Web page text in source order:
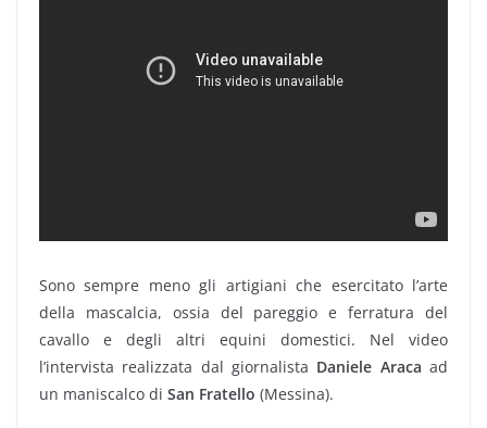
Sono sempre meno gli artigiani che esercitato l’arte
della mascalcia, ossia del pareggio e ferratura del
cavallo e degli altri equini domestici. Nel video
l’intervista realizzata dal giornalista Daniele Araca ad
un maniscalco di San Fratello (Messina).